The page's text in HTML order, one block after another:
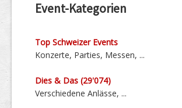
Event-Kategorien
Top Schweizer Events
Konzerte, Parties, Messen, ...
Dies & Das (29'074)
Verschiedene Anlässe, ...